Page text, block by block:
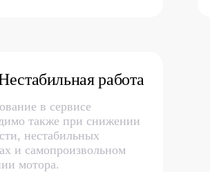
работа
в сервисе
также при снижении
нестабильных
и самопроизвольном
мотора.